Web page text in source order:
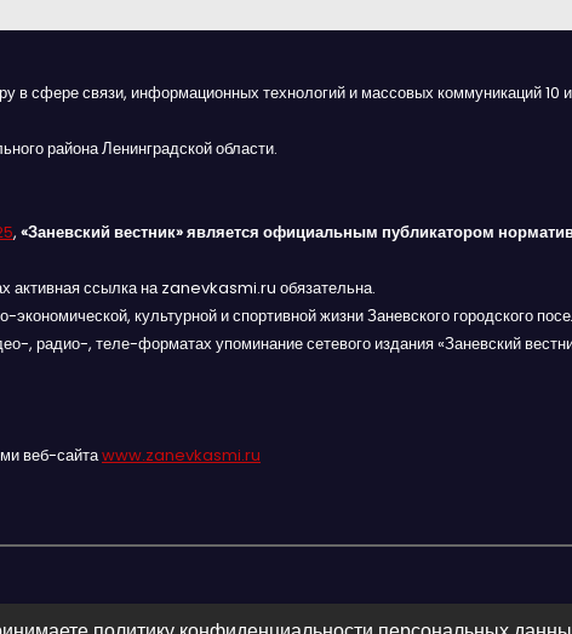
в сфере связи, информационных технологий и массовых коммуникаций 10
района Ленинградской области.
, «Заневский вестник» является официальным публикатором
активная ссылка на zanevkasmi.ru обязательна.
культурной и спортивной жизни Заневского городского
, радио-, теле-форматах упоминание сетевого издания «Заневский
веб-сайтаwww.zanevkasmi.ru